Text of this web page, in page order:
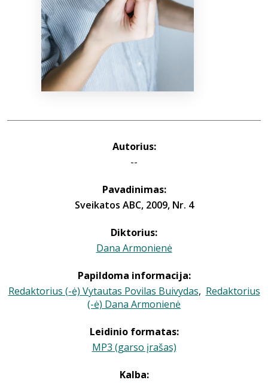
+370 667 80 541
info@elvislab.lt
Autorius:
--
Pavadinimas:
Sveikatos ABC, 2009, Nr. 4
Diktorius:
Dana Armonienė
Papildoma informacija:
Redaktorius (-ė) Vytautas Povilas Buivydas, Redaktorius
(-ė) Dana Armonienė
Leidinio formatas:
MP3 (garso įrašas)
Kalba: